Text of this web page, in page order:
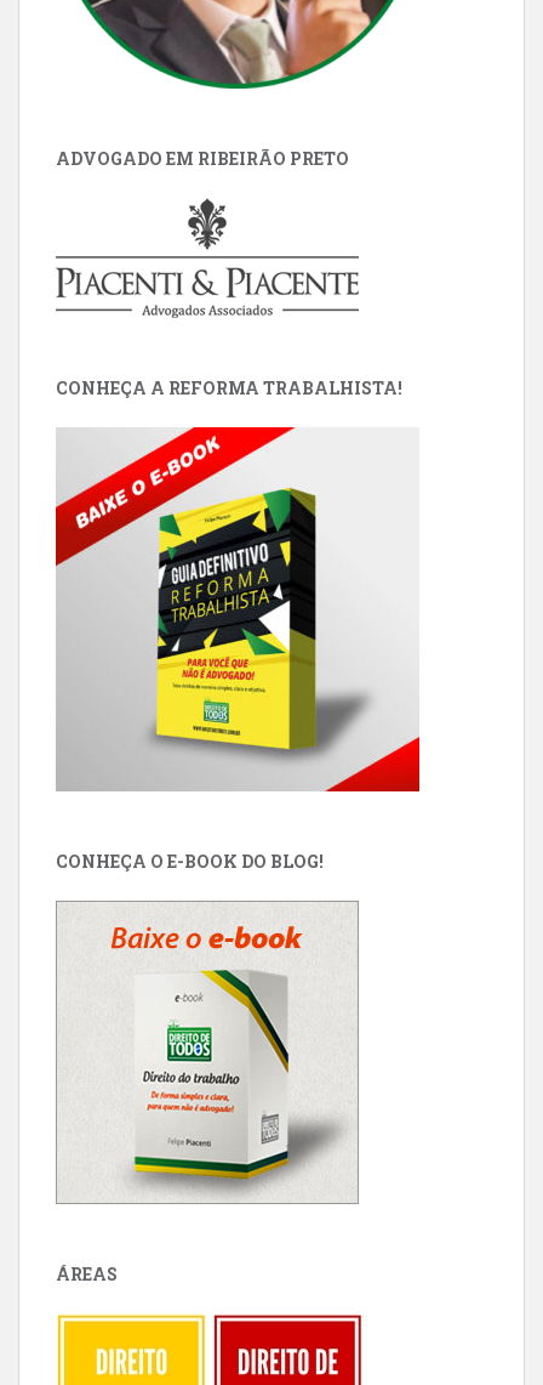
ADVOGADO EM RIBEIRÃO PRETO
CONHEÇA A REFORMA TRABALHISTA!
CONHEÇA O E-BOOK DO BLOG!
ÁREAS